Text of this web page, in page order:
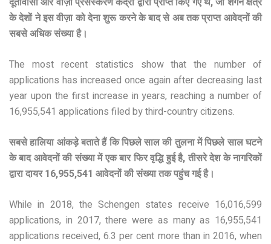
के देशों ने इस वीज़ा को देना शुरू करने के बाद से अब तक प्राप्त आवेदनों की
सबसे अधिक संख्या है।
The most recent statistics show that the number of
applications has increased once again after decreasing last
year upon the first increase in years, reaching a number of
16,955,541 applications filed by third-country citizens.
सबसे हालिया आंकड़े बताते हैं कि पिछले साल की तुलना में पिछले साल घटने
के बाद आवेदनों की संख्या में एक बार फिर वृद्धि हुई है, तीसरे देश के नागरिकों
द्वारा दायर 16,955,541 आवेदनों की संख्या तक पहुंच गई है।
While in 2018, the Schengen states receive 16,016,599
applications, in 2017, there were as many as 16,955,541
applications received, 6.3 per cent more than in 2016, when